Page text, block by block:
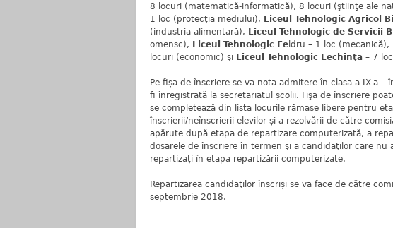
8 locuri (matematică-informatică), 8 locuri (ştiinţe ale
1 loc (protecţia mediului), Liceul Tehnologic Agricol
(industria alimentară), Liceul Tehnologic de Servicii
omensc), Liceul Tehnologic Fe ldru – 1 loc (mecanică),
locuri (economic) şi Liceul Tehnologic Lechinţa – 7
Pe fișa de înscriere se va nota admitere în clasa a IX-a
fi înregistrată la secretariatul școlii. Fişa de înscriere
se completează din lista locurile rămase libere pentru
înscrierii/neînscrierii elevilor și a rezolvării de către
apărute după etapa de repartizare computerizată, a
dosarele de înscriere în termen şi a candidaţilor care
repartizați în etapa repartizării computerizate.
Repartizarea candidaţilor înscriși se va face de către
septembrie 2018.